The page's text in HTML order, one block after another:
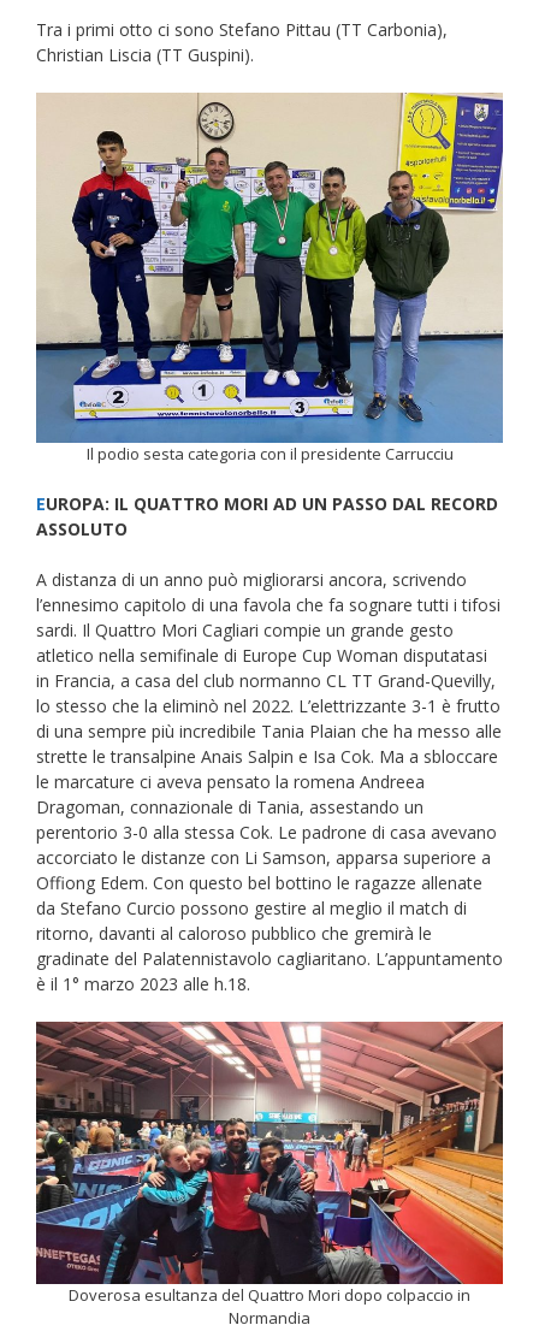
Tra i primi otto ci sono Stefano Pittau (TT Carbonia),
Christian Liscia (TT Guspini).
Il podio sesta categoria con il presidente Carrucciu
EUROPA: IL QUATTRO MORI AD UN PASSO DAL RECORD
ASSOLUTO
A distanza di un anno può migliorarsi ancora, scrivendo
l’ennesimo capitolo di una favola che fa sognare tutti i tifosi
sardi. Il Quattro Mori Cagliari compie un grande gesto
atletico nella semifinale di Europe Cup Woman disputatasi
in Francia, a casa del club normanno CL TT Grand-Quevilly,
lo stesso che la eliminò nel 2022. L’elettrizzante 3-1 è frutto
di una sempre più incredibile Tania Plaian che ha messo alle
strette le transalpine Anais Salpin e Isa Cok. Ma a sbloccare
le marcature ci aveva pensato la romena Andreea
Dragoman, connazionale di Tania, assestando un
perentorio 3-0 alla stessa Cok. Le padrone di casa avevano
accorciato le distanze con Li Samson, apparsa superiore a
Offiong Edem. Con questo bel bottino le ragazze allenate
da Stefano Curcio possono gestire al meglio il match di
ritorno, davanti al caloroso pubblico che gremirà le
gradinate del Palatennistavolo cagliaritano. L’appuntamento
è il 1° marzo 2023 alle h.18.
Doverosa esultanza del Quattro Mori dopo colpaccio in
Normandia